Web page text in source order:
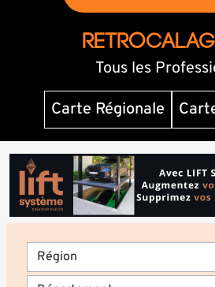
Tous les
Carte Régionale